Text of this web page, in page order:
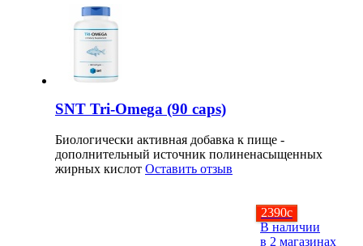
Ремни и перчатки
Шейкеры и бутылки
Фитнес резинки
2390c
В наличии
в 2 магазинах
SNT Tri-Omega (90 caps)
Биологически активная добавка к пище -
дополнительный источник полиненасыщенных
жирных кислот Оставить отзыв